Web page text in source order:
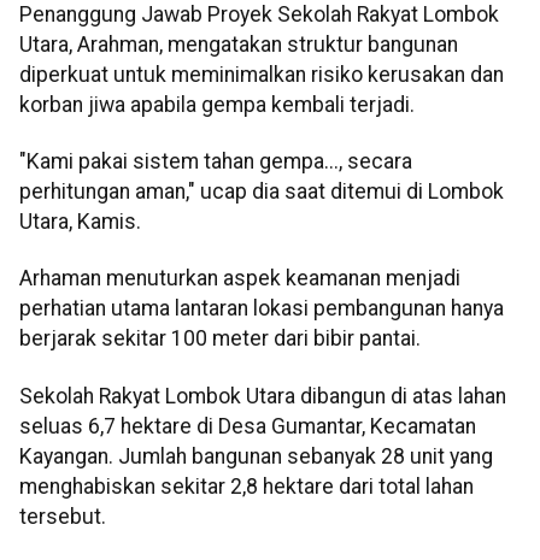
Penanggung Jawab Proyek Sekolah Rakyat Lombok
Utara, Arahman, mengatakan struktur bangunan
diperkuat untuk meminimalkan risiko kerusakan dan
korban jiwa apabila gempa kembali terjadi.
"Kami pakai sistem tahan gempa..., secara
perhitungan aman," ucap dia saat ditemui di Lombok
Utara, Kamis.
Arhaman menuturkan aspek keamanan menjadi
perhatian utama lantaran lokasi pembangunan hanya
berjarak sekitar 100 meter dari bibir pantai.
Sekolah Rakyat Lombok Utara dibangun di atas lahan
seluas 6,7 hektare di Desa Gumantar, Kecamatan
Kayangan. Jumlah bangunan sebanyak 28 unit yang
menghabiskan sekitar 2,8 hektare dari total lahan
tersebut.